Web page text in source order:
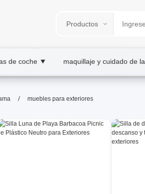
de coche ▼ maquillaje y cuidado de
| XOOBAY B2B/
exteriores duraderos y elegantes
/ muebles para exteriores